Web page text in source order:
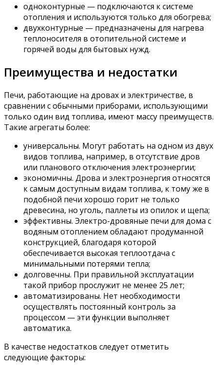
одноконтурные — подключаются к системе
отопления и используются только для обогрева;
двухконтурные — предназначены для нагрева
теплоносителя в отопительной системе и
горячей воды для бытовых нужд.
Преимущества и недостатки
Печи, работающие на дровах и электричестве, в
сравнении с обычными приборами, использующими
только один вид топлива, имеют массу преимуществ.
Такие агрегаты более:
универсальны. Могут работать на одном из двух
видов топлива, например, в отсутствие дров
или планового отключения электроэнергии;
экономичны. Дрова и электроэнергия относятся
к самым доступным видам топлива, к тому же в
подобной печи хорошо горит не только
древесина, но уголь, паллеты из опилок и щепа;
эффективны. Электро-дровяные печи для дома с
водяным отоплением обладают продуманной
конструкцией, благодаря которой
обеспечивается высокая теплоотдача с
минимальными потерями тепла;
долговечны. При правильной эксплуатации
такой прибор прослужит не менее 25 лет;
автоматизированы. Нет необходимости
осуществлять постоянный контроль за
процессом — эти функции выполняет
автоматика.
В качестве недостатков следует отметить
следующие факторы: